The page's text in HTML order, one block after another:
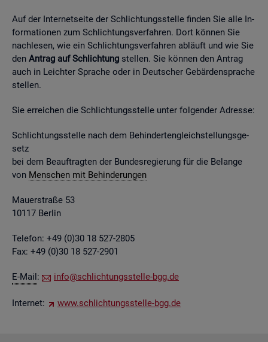
Auf der In­ter­net­sei­te der Schlich­tungs­stel­le fin­den Sie alle In­
for­ma­tio­nen zum Schlich­tungs­ver­fah­ren. Dort kön­nen Sie
nach­le­sen, wie ein Schlich­tungs­ver­fah­ren ab­läuft und wie Sie
den An­trag auf Schlich­tung stel­len. Sie kön­nen den An­trag
auch in Leich­ter Spra­che oder in Deut­scher Ge­bär­den­spra­che
stel­len.
Sie er­rei­chen die Schlich­tungs­stel­le unter fol­gen­der Adres­se:
Schlich­tungs­stel­le nach dem Be­hin­der­ten­gleich­stel­lungs­ge­
setz
bei dem Be­auf­trag­ten der Bun­des­re­gie­rung für die Be­lan­ge
von Men­schen mit Be­hin­de­run­gen
Mau­er­stra­ße 53
10117 Ber­lin
Te­le­fon: +49 (0)30 18 527-2805
Fax: +49 (0)30 18 527-2901
E-Mail: info@​sch​lich​tung​sste​lle-​bgg.​de
In­ter­net: www.​sch​lich​tung​sste​lle-​bgg.​de